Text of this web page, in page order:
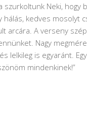
szurkoltunk Neki, hogy
hálás, kedves mosolyt
arcára. A verseny
Nagy
lelkileg is egyaránt.
mindenkinek!”